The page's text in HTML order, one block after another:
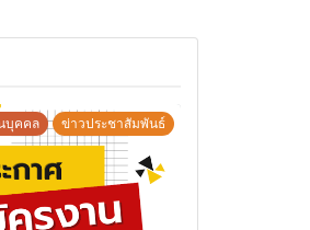
บุคคล ข่าวประชาสัมพันธ์